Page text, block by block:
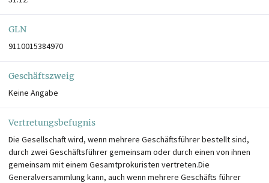
GLN
9110015384970
Geschäftszweig
Keine Angabe
Vertretungsbefugnis
Die Gesellschaft wird, wenn mehrere Geschäftsführer bestellt sind,
durch zwei Geschäftsführer gemeinsam oder durch einen von ihnen
gemeinsam mit einem Gesamtprokuristen vertreten.Die
Generalversammlung kann, auch wenn mehrere Geschäfts führer